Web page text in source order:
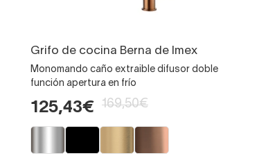
Grifo de cocina Berna de Imex
Monomando caño extraible difusor doble
función apertura en frío
125,43€ 169,50€